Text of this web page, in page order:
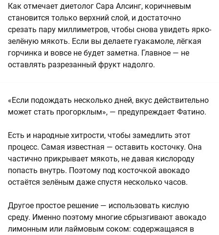
Как отмечает диетолог Сара Алсинг, коричневым
становится только верхний слой, и достаточно
срезать пару миллиметров, чтобы снова увидеть ярко-
зелёную мякоть. Если вы делаете гуакамоле, лёгкая
горчинка и вовсе не будет заметна. Главное — не
оставлять разрезанный фрукт надолго.
«Если подождать несколько дней, вкус действительно
может стать прогорклым», — предупреждает Фатино.
Есть и народные хитрости, чтобы замедлить этот
процесс. Самая известная — оставить косточку. Она
частично прикрывает мякоть, не давая кислороду
попасть внутрь. Поэтому под косточкой авокадо
остаётся зелёным даже спустя несколько часов.
Другое простое решение — использовать кислую
среду. Именно поэтому многие сбрызгивают авокадо
лимонным или лаймовым соком: содержащаяся в